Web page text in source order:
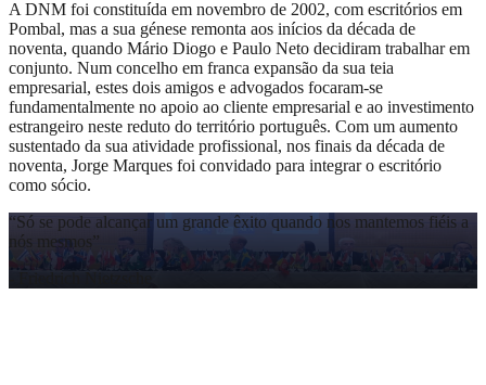
A DNM foi constituída em novembro de 2002, com escritórios em
Pombal, mas a sua génese remonta aos inícios da década de
noventa, quando Mário Diogo e Paulo Neto decidiram trabalhar em
conjunto. Num concelho em franca expansão da sua teia
empresarial, estes dois amigos e advogados focaram-se
fundamentalmente no apoio ao cliente empresarial e ao investimento
estrangeiro neste reduto do território português. Com um aumento
sustentado da sua atividade profissional, nos finais da década de
noventa, Jorge Marques foi convidado para integrar o escritório
como sócio.
“Só se pode alcançar um grande êxito quando nos mantemos fiéis a
nós mesmos”